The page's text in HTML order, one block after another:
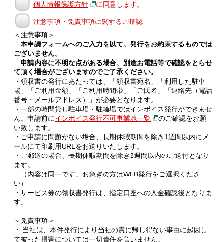
個人情報保護方針 に同意します。
注意事項・免責事項に関するご確認
＜注意事項＞
・ 本申請フォームへのご入力を以て、発行をお約束するものでは
ございません。
申請内容に不明な点がある場合、別途お電話等で確認をとらせ
て頂く場合がございますのでご了承ください。
・領収書の発行にあたっては、「領収書宛名」「利用した駐車
場」「ご利用金額」「ご利用時間帯」「ご氏名」「連絡先（電話
番号・メールアドレス）」が必要となります。
・一部の時間貸し駐車場・駐輪場ではインボイス発行ができませ
ん。申請前にインボイス発行不可事業地一覧
のご確認をお願
い致します。
・ご申請に問題がない場合、長期休暇期間を除き1週間以内にメ
ールにて印刷用URLをお送りいたします。
・ご郵送の場合、長期休暇期間を除き2週間以内のご送付となり
ます。
（内容は同一です。お急ぎの方はWEB発行をご選択くださ
い）
・サービス券の領収書発行は、指定口座への入金確認後となりま
す。
＜免責事項＞
・ 当社は、本件発行により当社の責に帰し得ない事由に起因し
て被った損害については一切責任を負いません。